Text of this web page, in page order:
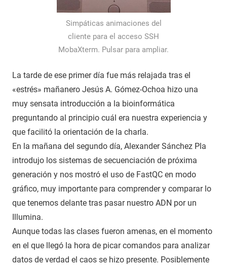
Simpáticas animaciones del
cliente para el acceso SSH
MobaXterm. Pulsar para ampliar.
La tarde de ese primer día fue más relajada tras el
«estrés» mañanero Jesús A. Gómez-Ochoa hizo una
muy sensata introducción a la bioinformática
preguntando al principio cuál era nuestra experiencia y
que facilitó la orientación de la charla.
En la mañana del segundo día, Alexander Sánchez Pla
introdujo los sistemas de secuenciación de próxima
generación y nos mostró el uso de FastQC en modo
gráfico, muy importante para comprender y comparar lo
que tenemos delante tras pasar nuestro ADN por un
Illumina.
Aunque todas las clases fueron amenas, en el momento
en el que llegó la hora de picar comandos para analizar
datos de verdad el caos se hizo presente. Posiblemente